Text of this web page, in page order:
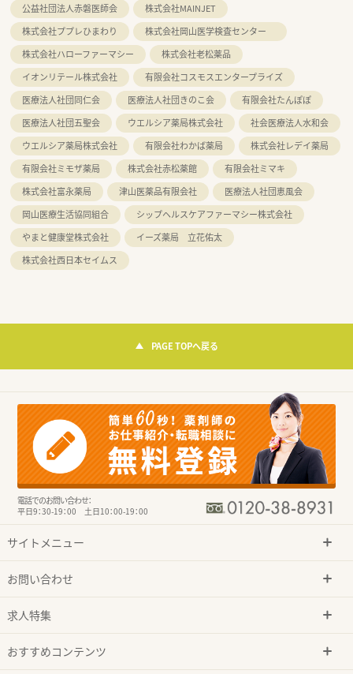
公益社団法人赤磐医師会
株式会社MAINJET
株式会社ププレひまわり
株式会社岡山医学検査センター
株式会社ハローファーマシー
株式会社老松薬品
イオンリテール株式会社
有限会社コスモスエンタープライズ
医療法人社団同仁会
医療法人社団きのこ会
有限会社たんぽぽ
医療法人社団五聖会
ウエルシア薬局株式会社
社会医療法人水和会
ウエルシア薬局株式会社
有限会社わかば薬局
株式会社レデイ薬局
有限会社ミモザ薬局
株式会社赤松薬館
有限会社ミマキ
株式会社富永薬局
津山医薬品有限会社
医療法人社団恵風会
岡山医療生活協同組合
シップヘルスケアファーマシー株式会社
やまと健康堂株式会社
イーズ薬局 立花佑太
株式会社西日本セイムス
PAGE TOPへ戻る
電話でのお問い合わせ：
平日9：30-19：00 土日10：00-19：00
サイトメニュー
お問い合わせ
求人特集
おすすめコンテンツ